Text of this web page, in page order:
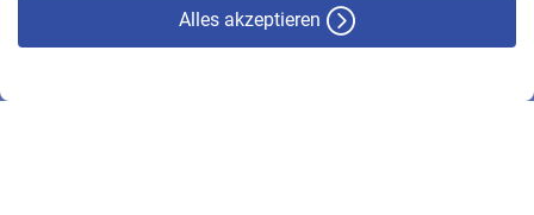
Alles akzeptieren
© VBL 2026